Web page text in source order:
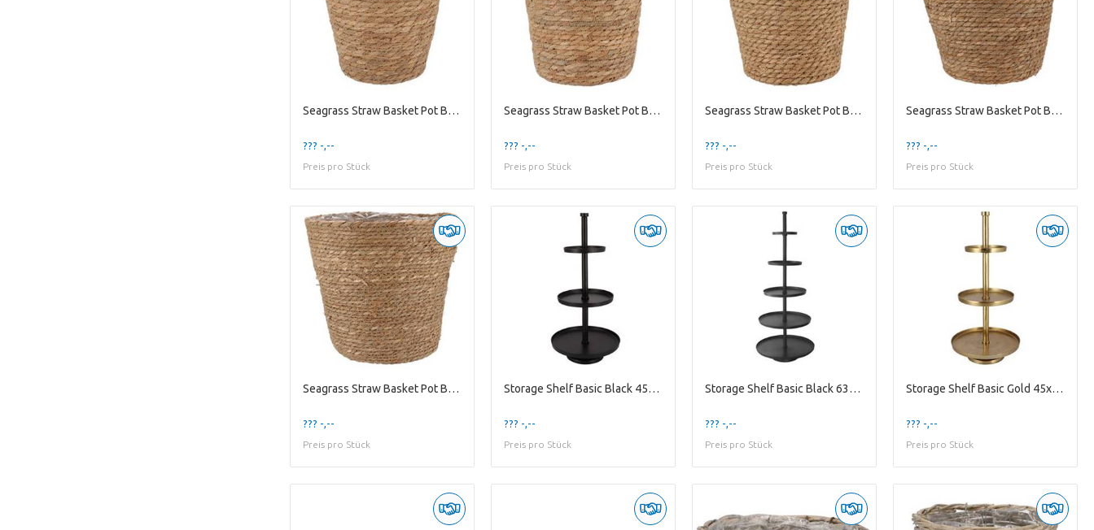
Seagrass Straw Basket Pot Brown 20x20cm
??? -,--
Preis pro Stück
Seagrass Straw Basket Pot Brown 22x22cm
??? -,--
Preis pro Stück
Seagrass Straw Basket Pot Brown 24x24cm
??? -,--
Preis pro Stück
Seagrass Straw Basket Pot Brown 28x28cm
??? -,--
Preis pro Stück
Seagrass Straw Basket Pot Brown 32x32cm
??? -,--
Preis pro Stück
Storage Shelf Basic Black 45x45x100cm
??? -,--
Preis pro Stück
Storage Shelf Basic Black 63x63x155cm
??? -,--
Preis pro Stück
Storage Shelf Basic Gold 45x45x100cm
??? -,--
Preis pro Stück